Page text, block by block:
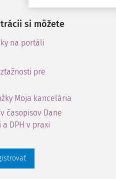
si môžete
na portáli
pre
Moja kancelária
časopisov Dane
DPH v praxi